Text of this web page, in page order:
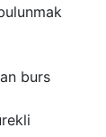
burs